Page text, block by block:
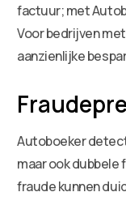
factuur; met
Voor bedrijven
aanzienlijke
Autoboeker
maar ook dubbele
fraude kunnen